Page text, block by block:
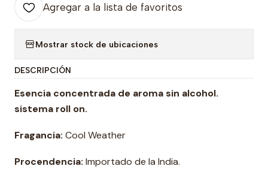
Agregar a la lista de favoritos
Mostrar stock de ubicaciones
DESCRIPCIÓN
Esencia concentrada de aroma sin alcohol.
sistema roll on.
Fragancia: Cool Weather
Procendencia: Importado de la India.